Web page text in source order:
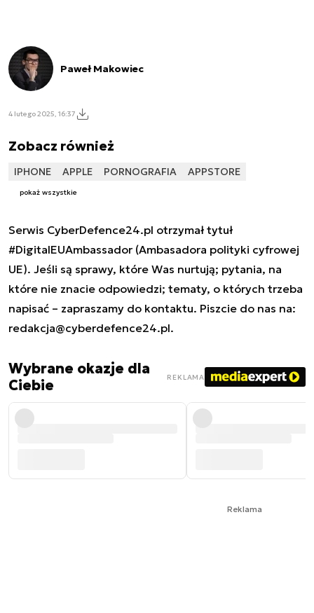
Paweł Makowiec
4 lutego 2025, 16:37
Zobacz również
IPHONE APPLE PORNOGRAFIA APPSTORE
pokaż wszystkie
Serwis CyberDefence24.pl otrzymał tytuł
#DigitalEUAmbassador (Ambasadora polityki cyfrowej
UE). Jeśli są sprawy, które Was nurtują; pytania, na
które nie znacie odpowiedzi; tematy, o których trzeba
napisać – zapraszamy do kontaktu. Piszcie do nas na:
redakcja@cyberdefence24.pl.
Wybrane okazje dla
Ciebie
REKLAMA
Reklama